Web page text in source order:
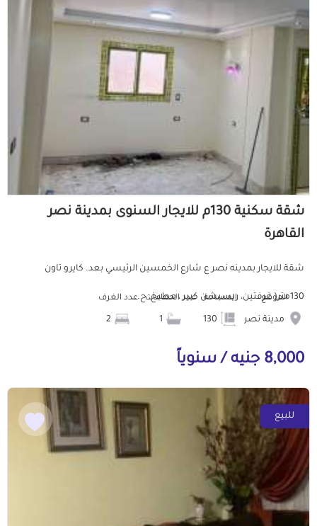
شقة سكنية 130م للايجار السنوى بمدينة نصر
القاهرة
شقة للايجار بمدينه نصر ع شارع الخمسين الرئيسي بعد. كايرو تاون
130متر( غرفتين، ريسبشن كبير ، مطبخ، ح... الموقع
مدينة نصر
المساحة عدد الحمامات عدد الغرف
8,000 جنيه / سنوياً
للبيع